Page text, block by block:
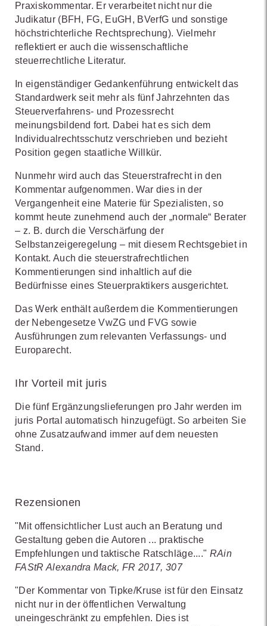
Praxiskommentar. Er verarbeitet nicht nur die
Judikatur (BFH, FG, EuGH, BVerfG und sonstige
höchstrichterliche Rechtsprechung). Vielmehr
reflektiert er auch die wissenschaftliche
steuerrechtliche Literatur.
In eigenständiger Gedankenführung entwickelt das
Standardwerk seit mehr als fünf Jahrzehnten das
Steuerverfahrens- und Prozessrecht
meinungsbildend fort. Dabei hat es sich dem
Individualrechtsschutz verschrieben und bezieht
Position gegen staatliche Willkür.
Nunmehr wird auch das Steuerstrafrecht in den
Kommentar aufgenommen. War dies in der
Vergangenheit eine Materie für Spezialisten, so
kommt heute zunehmend auch der „normale“ Berater
– z. B. durch die Verschärfung der
Selbstanzeigeregelung – mit diesem Rechtsgebiet in
Kontakt. Auch die steuerstrafrechtlichen
Kommentierungen sind inhaltlich auf die
Bedürfnisse eines Steuerpraktikers ausgerichtet.
Das Werk enthält außerdem die Kommentierungen
der Nebengesetze VwZG und FVG sowie
Ausführungen zum relevanten Verfassungs- und
Europarecht.
Ihr Vorteil mit juris
Die fünf Ergänzungslieferungen pro Jahr werden im
juris Portal automatisch hinzugefügt. So arbeiten Sie
ohne Zusatzaufwand immer auf dem neuesten
Stand.
Rezensionen
"Mit offensichtlicher Lust auch an Beratung und
Gestaltung geben die Autoren ... praktische
Empfehlungen und taktische Ratschläge...." RAin
FAStR Alexandra Mack, FR 2017, 307
"Der Kommentar von Tipke/Kruse ist für den Einsatz
nicht nur in der öffentlichen Verwaltung
uneingeschränkt zu empfehlen. Dies ist